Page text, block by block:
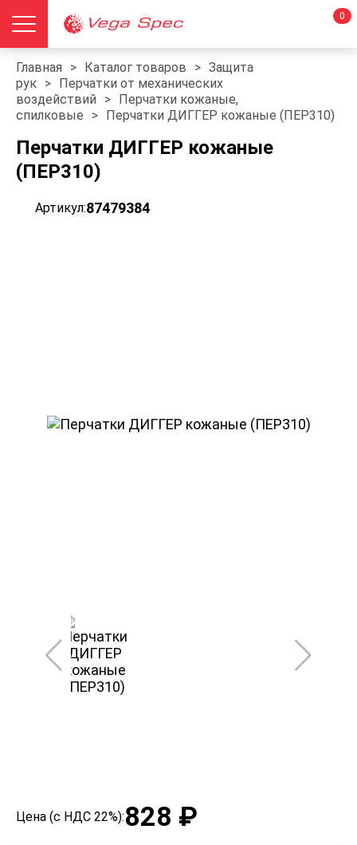
0
Главная > Каталог товаров > Защита
рук > Перчатки от механических
воздействий
> Перчатки кожаные,
спилковые
> Перчатки ДИГГЕР кожаные (ПЕР310)
Перчатки ДИГГЕР кожаные
(ПЕР310)
Артикул:87479384
Цена (с НДС 22%):828 ₽